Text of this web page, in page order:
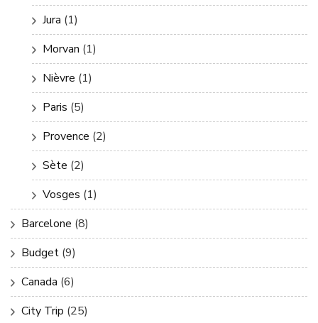
Jura (1)
Morvan (1)
Nièvre (1)
Paris (5)
Provence (2)
Sète (2)
Vosges (1)
Barcelone (8)
Budget (9)
Canada (6)
City Trip (25)